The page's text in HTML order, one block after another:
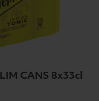
CANS 8x33cl